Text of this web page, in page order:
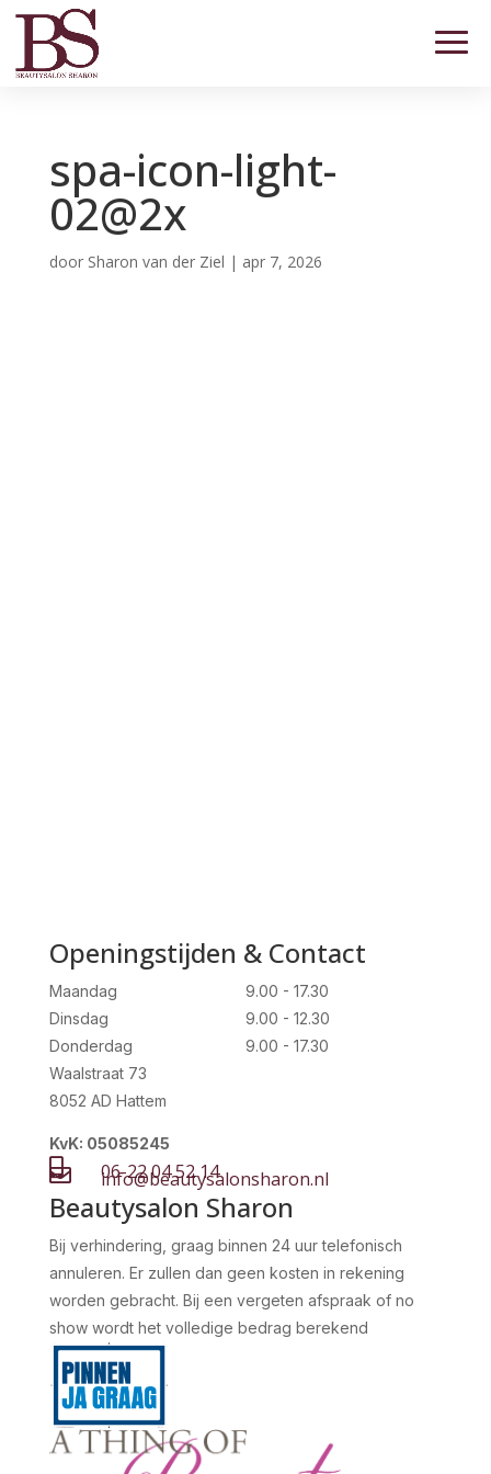
spa-icon-light-
02@2x
door Sharon van der Ziel | apr 7, 2026
Openingstijden & Contact
Maandag
Dinsdag
Donderdag
9.00 - 17.30
9.00 - 12.30
9.00 - 17.30
Waalstraat 73
8052 AD Hattem
KvK: 05085245
 06-22 04 52 14
 info@beautysalonsharon.nl
Beautysalon Sharon
Bij verhindering, graag binnen 24 uur telefonisch
annuleren. Er zullen dan geen kosten in rekening
worden gebracht. Bij een vergeten afspraak of no
show wordt het volledige bedrag berekend